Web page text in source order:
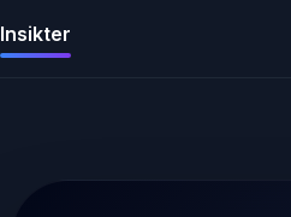
Insikter